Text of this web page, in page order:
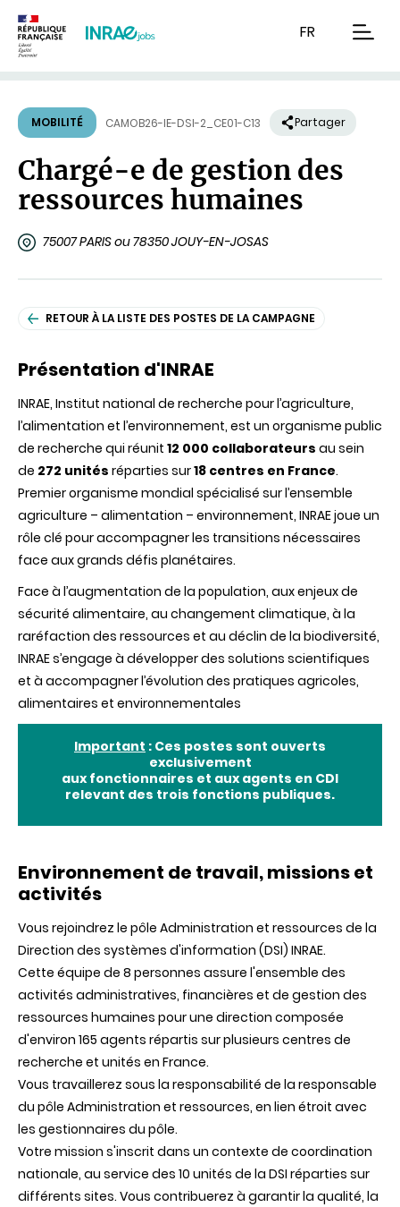
FR
MOBILITÉ CAMOB26-IE-DSI-2_CE01-C13 Partager
Chargé-e de gestion des
ressources humaines
75007 PARIS ou 78350 JOUY-EN-JOSAS
RETOUR À LA LISTE DES POSTES DE LA CAMPAGNE
Présentation d'INRAE
INRAE, Institut national de recherche pour l’agriculture,
l’alimentation et l’environnement, est un organisme public
de recherche qui réunit 12 000 collaborateurs au sein
de 272 unités réparties sur18 centres en France.
Premier organisme mondial spécialisé sur l’ensemble
agriculture – alimentation – environnement, INRAE joue un
rôle clé pour accompagner les transitions nécessaires
face aux grands défis planétaires.
Face à l’augmentation de la population, aux enjeux de
sécurité alimentaire, au changement climatique, à la
raréfaction des ressources et au déclin de la biodiversité,
INRAE s’engage à développer des solutions scientifiques
et à accompagner l’évolution des pratiques agricoles,
alimentaires et environnementales
Important : Ces postes sont ouverts
exclusivement
aux fonctionnaires et aux agents en CDI
relevant des trois fonctions publiques.
Environnement de travail, missions et
activités
Vous rejoindrez le pôle Administration et ressources de la
Direction des systèmes d'information (DSI) INRAE.
Cette équipe de 8 personnes assure l'ensemble des
activités administratives, financières et de gestion des
ressources humaines pour une direction composée
d'environ 165 agents répartis sur plusieurs centres de
recherche et unités en France.
Vous travaillerez sous la responsabilité de la responsable
du pôle Administration et ressources, en lien étroit avec
les gestionnaires du pôle.
Votre mission s'inscrit dans un contexte de coordination
nationale, au service des 10 unités de la DSI réparties sur
différents sites. Vous contribuerez à garantir la qualité, la